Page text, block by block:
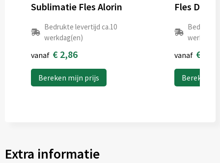
Sublimatie Fles Alorin
Bedrukte levertijd ca.10
werkdag(en)
vanaf € 2,86
Bereken mijn prijs
Fles
Bedrukte
vanaf €
Bereken
Extra informatie